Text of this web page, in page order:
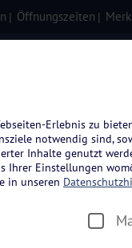
Öffnungszeiten
Erlebnis zu
notwendig sind,
Inhalte genutzt
Ihrer Einstellungen
in unseren